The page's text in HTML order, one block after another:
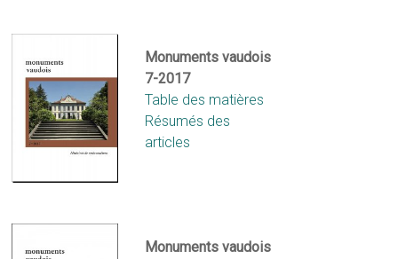
Monuments vaudois
7-2017
Table des matières
Résumés des
articles
Monuments vaudois